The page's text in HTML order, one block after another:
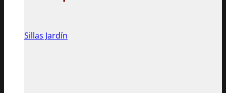
Sillas Jardín